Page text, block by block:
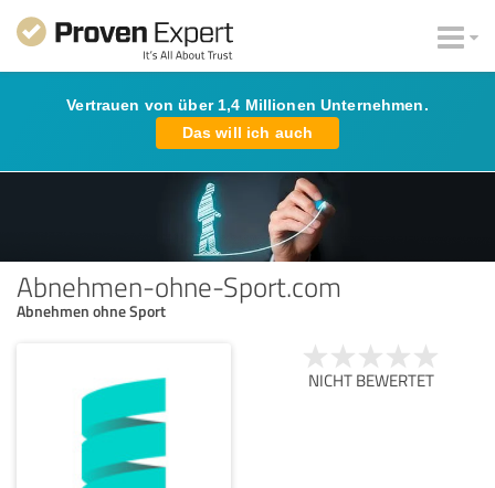
Vertrauen von über 1,4 Millionen Unternehmen.
Das will ich auch
Abnehmen-ohne-Sport.com
Abnehmen ohne Sport
NICHT BEWERTET